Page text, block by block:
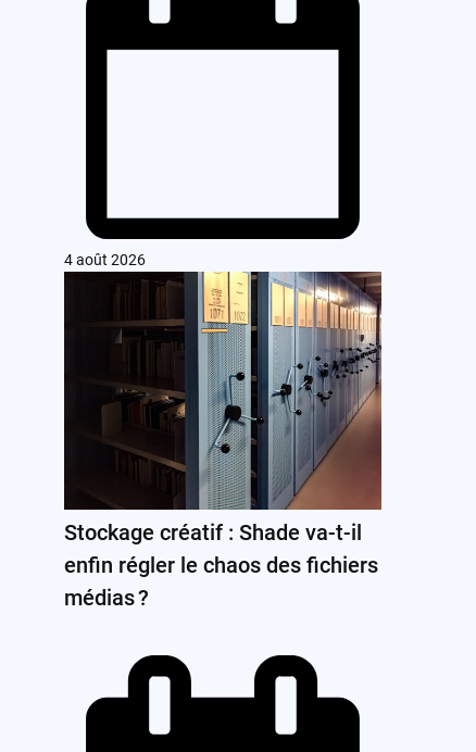
4 août 2026
Stockage créatif : Shade va-t-il
enfin régler le chaos des fichiers
médias ?